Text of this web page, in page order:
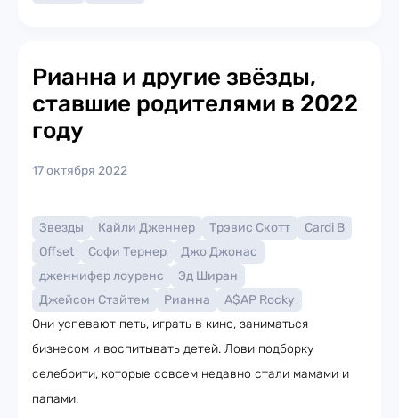
Рианна и другие звёзды,
ставшие родителями в 2022
году
17 октября 2022
Звезды Кайли Дженнер Трэвис Скотт
Cardi B
Offset
Софи Тернер
Джо Джонас
дженнифер лоуренс
Эд Ширан
Джейсон Стэйтем
Рианна
A$AP Rocky
Они успевают петь, играть в кино, заниматься
бизнесом и воспитывать детей. Лови подборку
селебрити, которые совсем недавно стали мамами и
папами.